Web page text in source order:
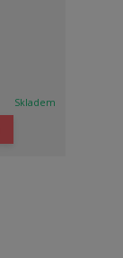
Skladem